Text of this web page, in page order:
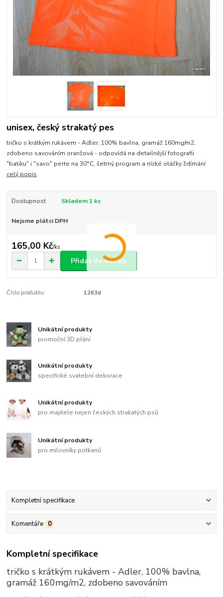
unisex, český strakatý pes
tričko s krátkým rukávem - Adler, 100% bavlna, gramáž 160mg/m2,
zdobeno savováním oranžová - odpovídá na detailnější fotografii
"batiku" i "savo" perte na 30°C, šetrný program a nízké otáčky ždímání
celý popis
Dostupnost Skladem 1 ks
Nejsme plátci DPH
165,00 Kč/ks
Přidat do košíku
Číslo produktu: 1263d
Unikátní produkty
promoční 3D přání
Unikátní produkty
specifické svatební dekorace
Unikátní produkty
pro majitele nejen českých strakatých psů
Unikátní produkty
pro milovníky potkanů
Kompletní specifikace
Komentáře 0
Kompletní specifikace
tričko s krátkým rukávem - Adler, 100% bavlna,
gramáž 160mg/m2, zdobeno savováním